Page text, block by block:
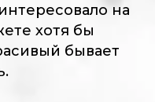
на
хотя бы
бывает